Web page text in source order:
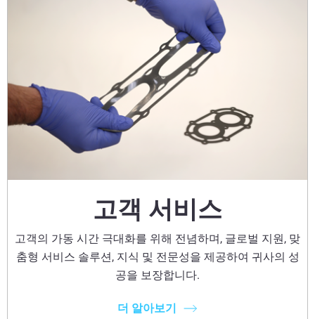
고객 서비스
고객의 가동 시간 극대화를 위해 전념하며, 글로벌 지원, 맞
춤형 서비스 솔루션, 지식 및 전문성을 제공하여 귀사의 성
공을 보장합니다.
더 알아보기